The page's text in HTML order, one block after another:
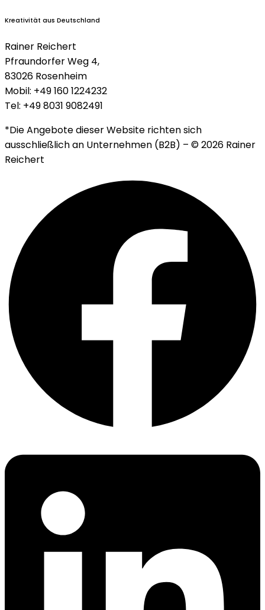
Kreativität aus Deutschland
Rainer Reichert
Pfraundorfer Weg 4,
83026 Rosenheim
Mobil: +49 160 1224232
Tel: +49 8031 9082491
*Die Angebote dieser Website richten sich
ausschließlich an Unternehmen (B2B) – © 2026 Rainer
Reichert